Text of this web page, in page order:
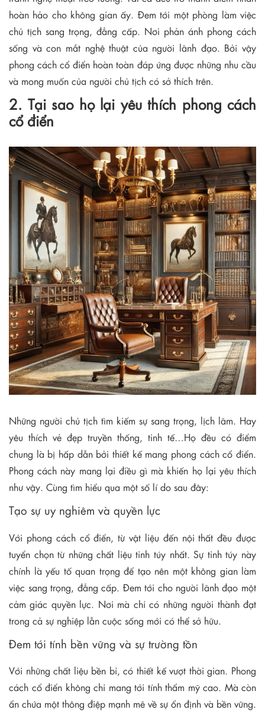
hoàn hảo cho không gian ấy. Đem tới một phòng làm việc
chủ tịch sang trọng, đẳng cấp. Nơi phản ánh phong cách
sống và con mắt nghệ thuật của người lãnh đạo. Bởi vậy
phong cách cổ điển hoàn toàn đáp ứng được những nhu cầu
và mong muốn của người chủ tịch có sở thích trên.
2. Tại sao họ lại yêu thích phong cách
cổ điển
Những người chủ tịch tìm kiếm sự sang trọng, lịch lãm. Hay
yêu thích vẻ đẹp truyền thống, tinh tế…Họ đều có điểm
chung là bị hấp dẫn bởi thiết kế mang phong cách cổ điển.
Phong cách này mang lại điều gì mà khiến họ lại yêu thích
như vậy. Cùng tìm hiểu qua một số lí do sau đây:
Tạo sự uy nghiêm và quyền lực
Với phong cách cổ điển, từ vật liệu đến nội thất đều được
tuyển chọn từ những chất liệu tinh túy nhất. Sự tinh túy này
chính là yếu tố quan trọng để tạo nên một không gian làm
việc sang trọng, đẳng cấp. Đem tới cho người lãnh đạo một
cảm giác quyền lực. Nơi mà chỉ có những người thành đạt
trong cả sự nghiệp lẫn cuộc sống mới có thể sở hữu.
Đem tới tính bền vững và sự trường tồn
Với những chất liệu bền bỉ, có thiết kế vượt thời gian. Phong
cách cổ điển không chỉ mang tới tính thẩm mỹ cao. Mà còn
ẩn chứa một thông điệp mạnh mẽ về sự ổn định và bền vững.